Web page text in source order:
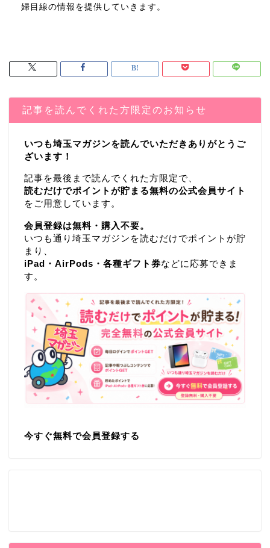
婦目線の情報を提供していきます。
記事を読んでくれた方限定のお知らせ
いつも埼玉マガジンを読んでいただきありがとうご
ざいます！
記事を最後まで読んでくれた方限定で、
読むだけでポイントが貯まる無料の公式会員サイト
をご用意しています。
会員登録は無料・購入不要。
いつも通り埼玉マガジンを読むだけでポイントが貯
まり、
iPad・AirPods・各種ギフト券などに応募できま
す。
今すぐ無料で会員登録する